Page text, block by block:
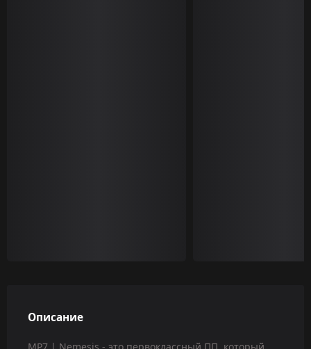
Описание
MP7 | Nemesis - это первоклассный ПП, который